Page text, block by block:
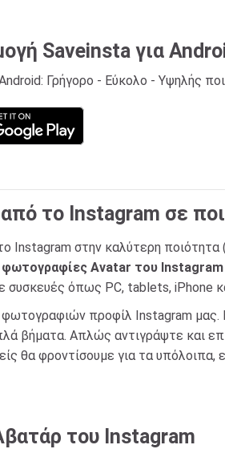
Saveinsta για
Γρήγορο - Εύκολο - Υψηλής
το Instagram σε
Instagram στην καλύτερη ποιότητα
Avatar του Instagram
συσκευές όπως PC, tablets, iPhone
φωτογραφιών προφίλ Instagram
βήματα. Απλώς αντιγράψτε και
θα φροντίσουμε για τα υπόλοιπα,
του Instagram